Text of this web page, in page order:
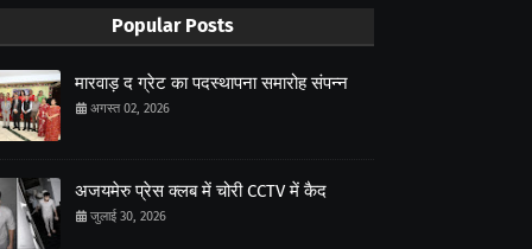
Popular Posts
मारवाड़ द ग्रेट का पदस्थापना समारोह संपन्न
अगस्त 02, 2026
अजयमेरु प्रेस क्लब में चोरी CCTV में कैद
जुलाई 30, 2026